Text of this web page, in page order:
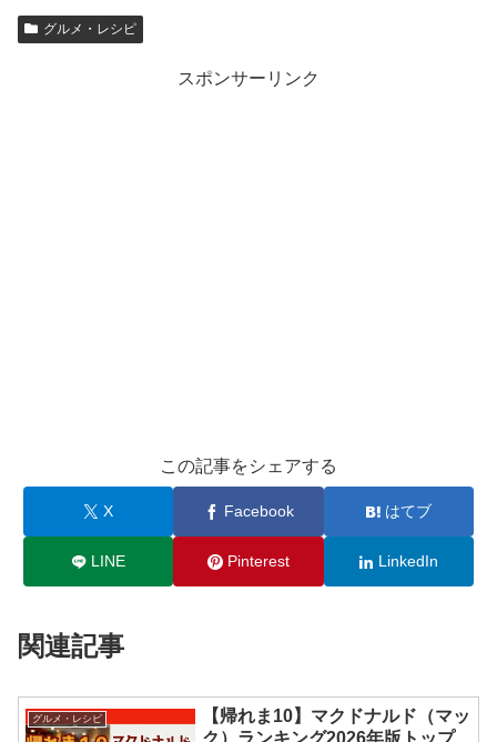
グルメ・レシピ
スポンサーリンク
この記事をシェアする
X Facebook はてブ
LINE Pinterest LinkedIn
関連記事
グルメ・レシピ
【帰れま10】マクドナルド（マッ
ク）ランキング2026年版トップ